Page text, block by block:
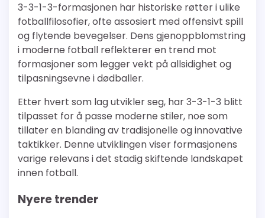
3-3-1-3-formasjonen har historiske røtter i ulike
fotballfilosofier, ofte assosiert med offensivt spill
og flytende bevegelser. Dens gjenoppblomstring
i moderne fotball reflekterer en trend mot
formasjoner som legger vekt på allsidighet og
tilpasningsevne i dødballer.
Etter hvert som lag utvikler seg, har 3-3-1-3 blitt
tilpasset for å passe moderne stiler, noe som
tillater en blanding av tradisjonelle og innovative
taktikker. Denne utviklingen viser formasjonens
varige relevans i det stadig skiftende landskapet
innen fotball.
Nyere trender